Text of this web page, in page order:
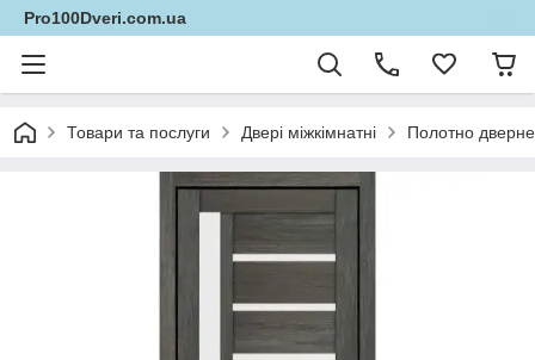
Pro100Dveri.com.ua
Товари та послуги Двері міжкімнатні Полотно